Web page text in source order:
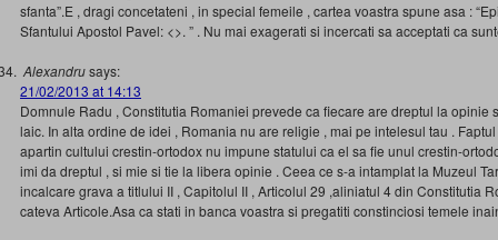
sfanta”.E , dragi concetateni , in special femeile , cartea voastra spune asa :
Sfantului Apostol Pavel: <>. ” . Nu mai exagerati si incercati sa acceptati ca
Alexandrusays:
21/02/2013 at 14:13
Domnule Radu , Constitutia Romaniei prevede ca fiecare are dreptul la opinie
laic. In alta ordine de idei , Romania nu are religie , mai pe intelesul tau .
apartin cultului crestin-ortodox nu impune statului ca el sa fie unul crestin-
imi da dreptul , si mie si tie la libera opinie . Ceea ce s-a intamplat la Muzeul
incalcare grava a titlului II , Capitolul II , Articolul 29 ,aliniatul 4 din Constitutia
cateva Articole.Asa ca stati in banca voastra si pregatiti constinciosi temele